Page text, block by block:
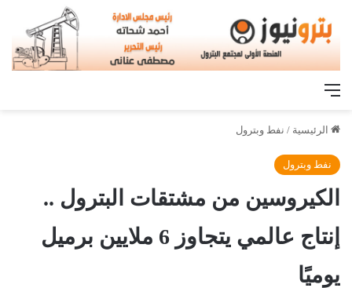
القائمة
الرئيسية / نفط وبترول
نفط وبترول
الكيروسين من مشتقات البترول ..
إنتاج عالمي يتجاوز 6 ملايين برميل
يوميًا